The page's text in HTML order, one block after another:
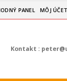
PANEL MÔJ ÚČET
Kontakt :